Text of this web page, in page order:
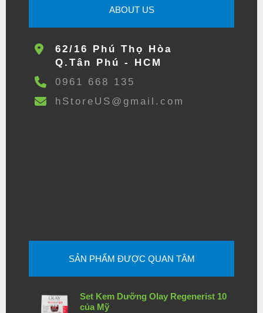
ABOUT US
62/16 Phú Thọ Hòa
Q.Tân Phú - HCM
0961 668 135
hStoreUS@gmail.com
SẢN PHẨM ĐƯỢC QUAN TÂM
Set Kem Dưỡng Olay Regenerist 10
của Mỹ